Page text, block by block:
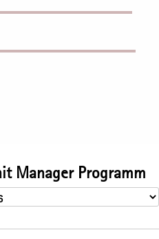
Manager Programm